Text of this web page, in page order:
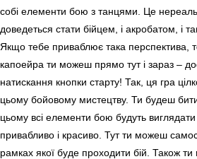
собі елементи бою з танцями. Це
доведеться стати бійцем, і акробатом, і
Якщо тебе приваблює така перспектива,
капоейра ти можеш прямо тут і зараз –
натискання кнопки старту! Так, ця гра
цьому бойовому мистецтву. Ти будеш
цьому всі елементи бою будуть
привабливо і красиво. Тут ти можеш
рамках якої буде проходити бій. Також